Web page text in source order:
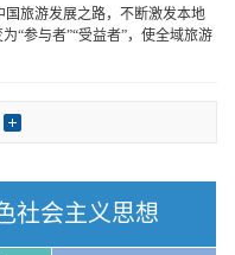
旅游发展之路，不断激发本地
“参与者”“受益者”，使全域旅游
体验，更为当地带来就业增
社会主义思想